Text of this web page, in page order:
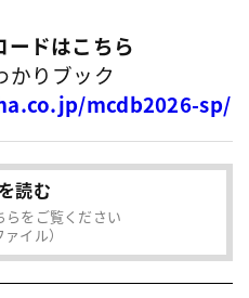
ードはこちら
かりブック
mcdb2026-sp/
読む
らをご覧ください
ァイル）